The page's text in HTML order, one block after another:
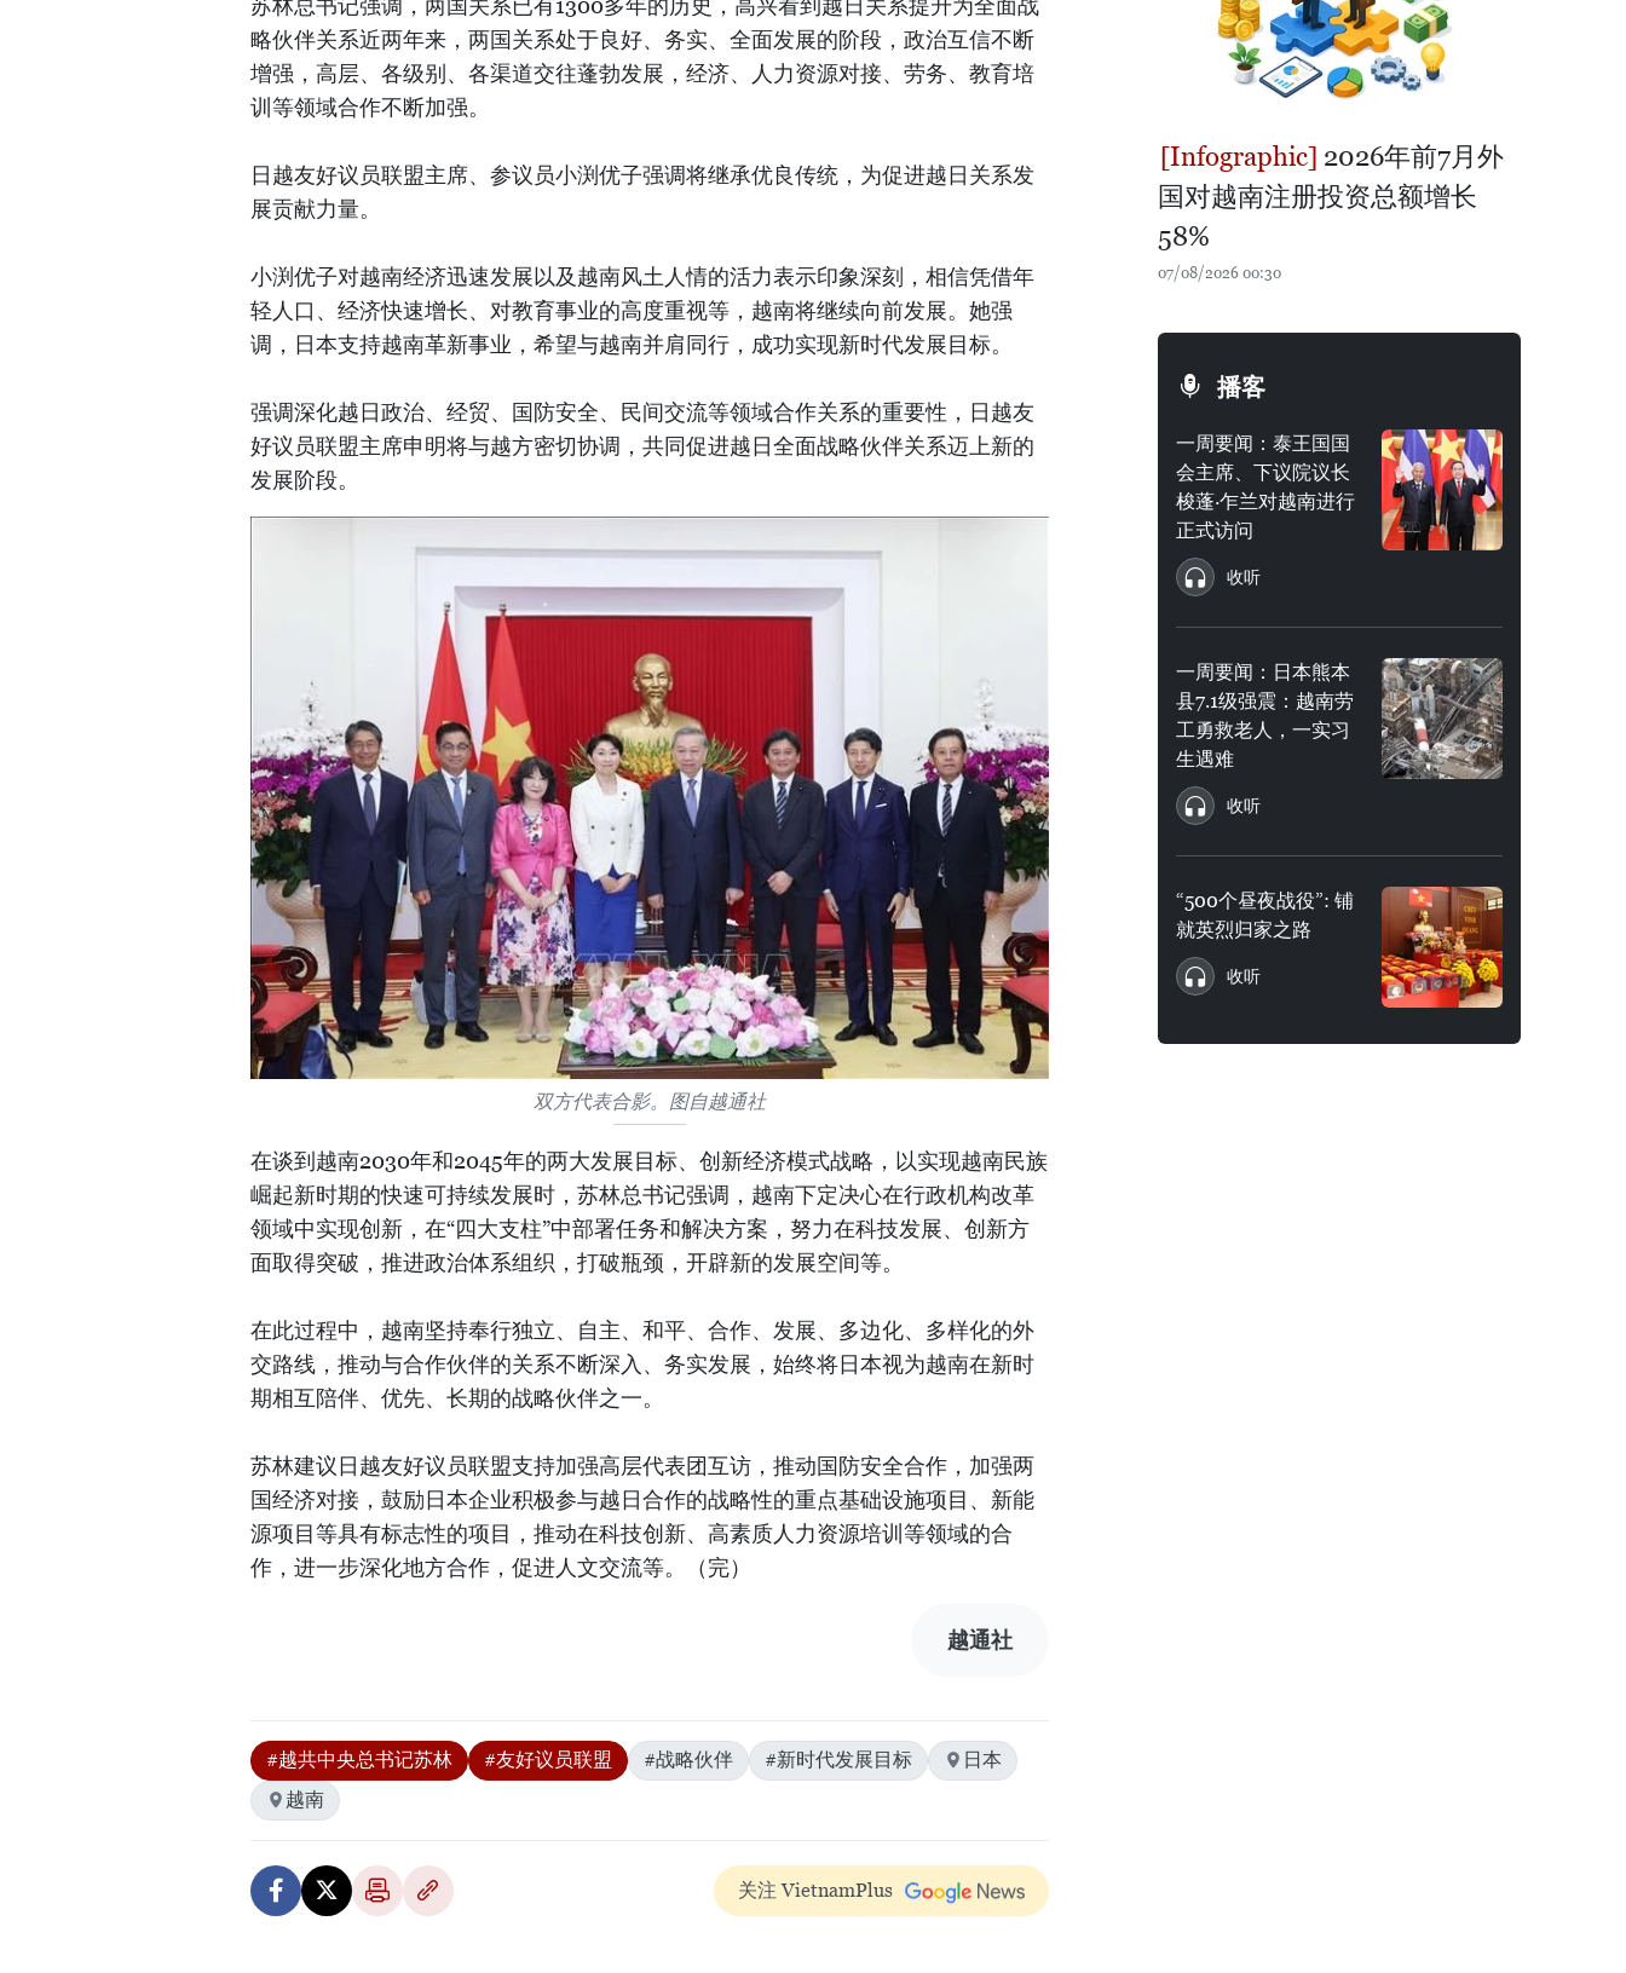
苏林总书记强调，两国关系已有1300多年的历史，高兴看到越日关系提升为全面战
略伙伴关系近两年来，两国关系处于良好、务实、全面发展的阶段，政治互信不断
增强，高层、各级别、各渠道交往蓬勃发展，经济、人力资源对接、劳务、教育培
训等领域合作不断加强。
日越友好议员联盟主席、参议员小渕优子强调将继承优良传统，为促进越日关系发
展贡献力量。
小渕优子对越南经济迅速发展以及越南风土人情的活力表示印象深刻，相信凭借年
轻人口、经济快速增长、对教育事业的高度重视等，越南将继续向前发展。她强
调，日本支持越南革新事业，希望与越南并肩同行，成功实现新时代发展目标。
强调深化越日政治、经贸、国防安全、民间交流等领域合作关系的重要性，日越友
好议员联盟主席申明将与越方密切协调，共同促进越日全面战略伙伴关系迈上新的
发展阶段。
双方代表合影。图自越通社
在谈到越南2030年和2045年的两大发展目标、创新经济模式战略，以实现越南民族
崛起新时期的快速可持续发展时，苏林总书记强调，越南下定决心在行政机构改革
领域中实现创新，在“四大支柱”中部署任务和解决方案，努力在科技发展、创新方
面取得突破，推进政治体系组织，打破瓶颈，开辟新的发展空间等。
在此过程中，越南坚持奉行独立、自主、和平、合作、发展、多边化、多样化的外
交路线，推动与合作伙伴的关系不断深入、务实发展，始终将日本视为越南在新时
期相互陪伴、优先、长期的战略伙伴之一。
苏林建议日越友好议员联盟支持加强高层代表团互访，推动国防安全合作，加强两
国经济对接，鼓励日本企业积极参与越日合作的战略性的重点基础设施项目、新能
源项目等具有标志性的项目，推动在科技创新、高素质人力资源培训等领域的合
作，进一步深化地方合作，促进人文交流等。（完）
越通社
#越共中央总书记苏林 #友好议员联盟 #战略伙伴 #新时代发展目标
日本
越南
关注 VietnamPlus
2026年前7月外
国对越南注册投资总额增长
58%
07/08/2026 00:30
播客
一周要闻：泰王国国
会主席、下议院议长
梭蓬·乍兰对越南进行
正式访问
收听
一周要闻：日本熊本
县7.1级强震：越南劳
工勇救老人，一实习
生遇难
收听
“500个昼夜战役”: 铺
就英烈归家之路
收听